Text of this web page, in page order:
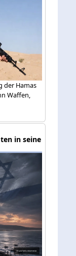
der Hamas
Waffen,
in seine